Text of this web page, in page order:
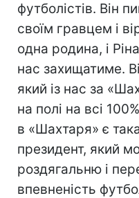
футболістів. Він
своїм гравцем і
одна родина, і
нас захищатиме.
який із нас за
на полі на всі
в «Шахтаря» є
президент, який
роздягальню і
впевненість